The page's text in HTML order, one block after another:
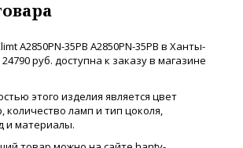
A2850PN-35PB A2850PN-35PB в Ханты-
руб. доступна к заказу в магазине
этого изделия является цвет
количество ламп и тип цоколя,
и материалы.